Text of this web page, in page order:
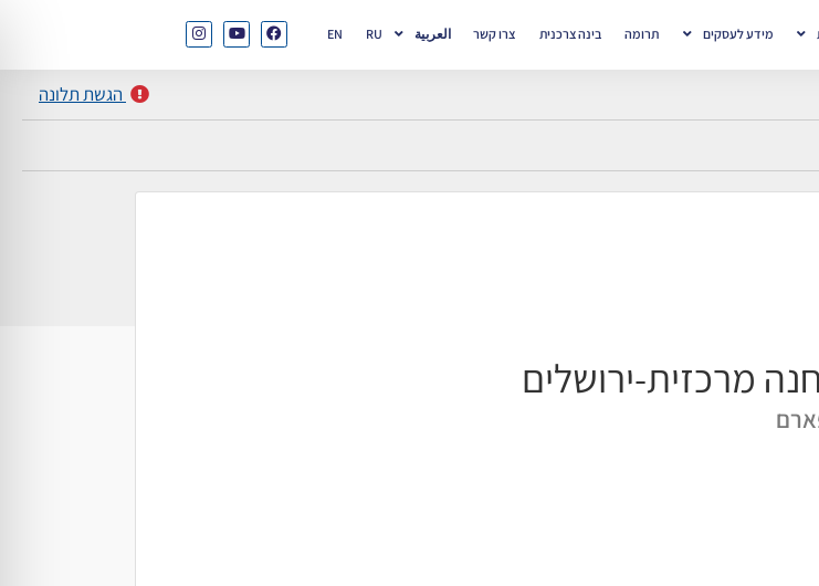
מידע לעסקים תרומה בינה צרכנית צרו קשר العربية RU
EN
הגשת תלונה
מרכזית-ירושלים